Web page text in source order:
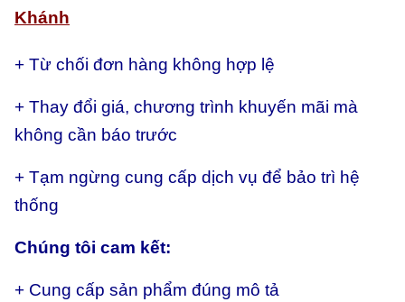
Khánh
+ Từ chối đơn hàng không hợp lệ
+ Thay đổi giá, chương trình khuyến mãi mà
không cần báo trước
+ Tạm ngừng cung cấp dịch vụ để bảo trì hệ
thống
Chúng tôi cam kết:
+ Cung cấp sản phẩm đúng mô tả